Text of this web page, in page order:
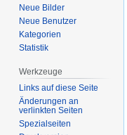
Neue Bilder
Neue Benutzer
Kategorien
Statistik
Werkzeuge
Links auf diese Seite
Änderungen an
verlinkten Seiten
Spezialseiten